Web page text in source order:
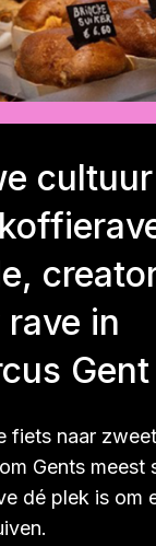
in
Gent
fiets naar
Gents meest
dé plek is om